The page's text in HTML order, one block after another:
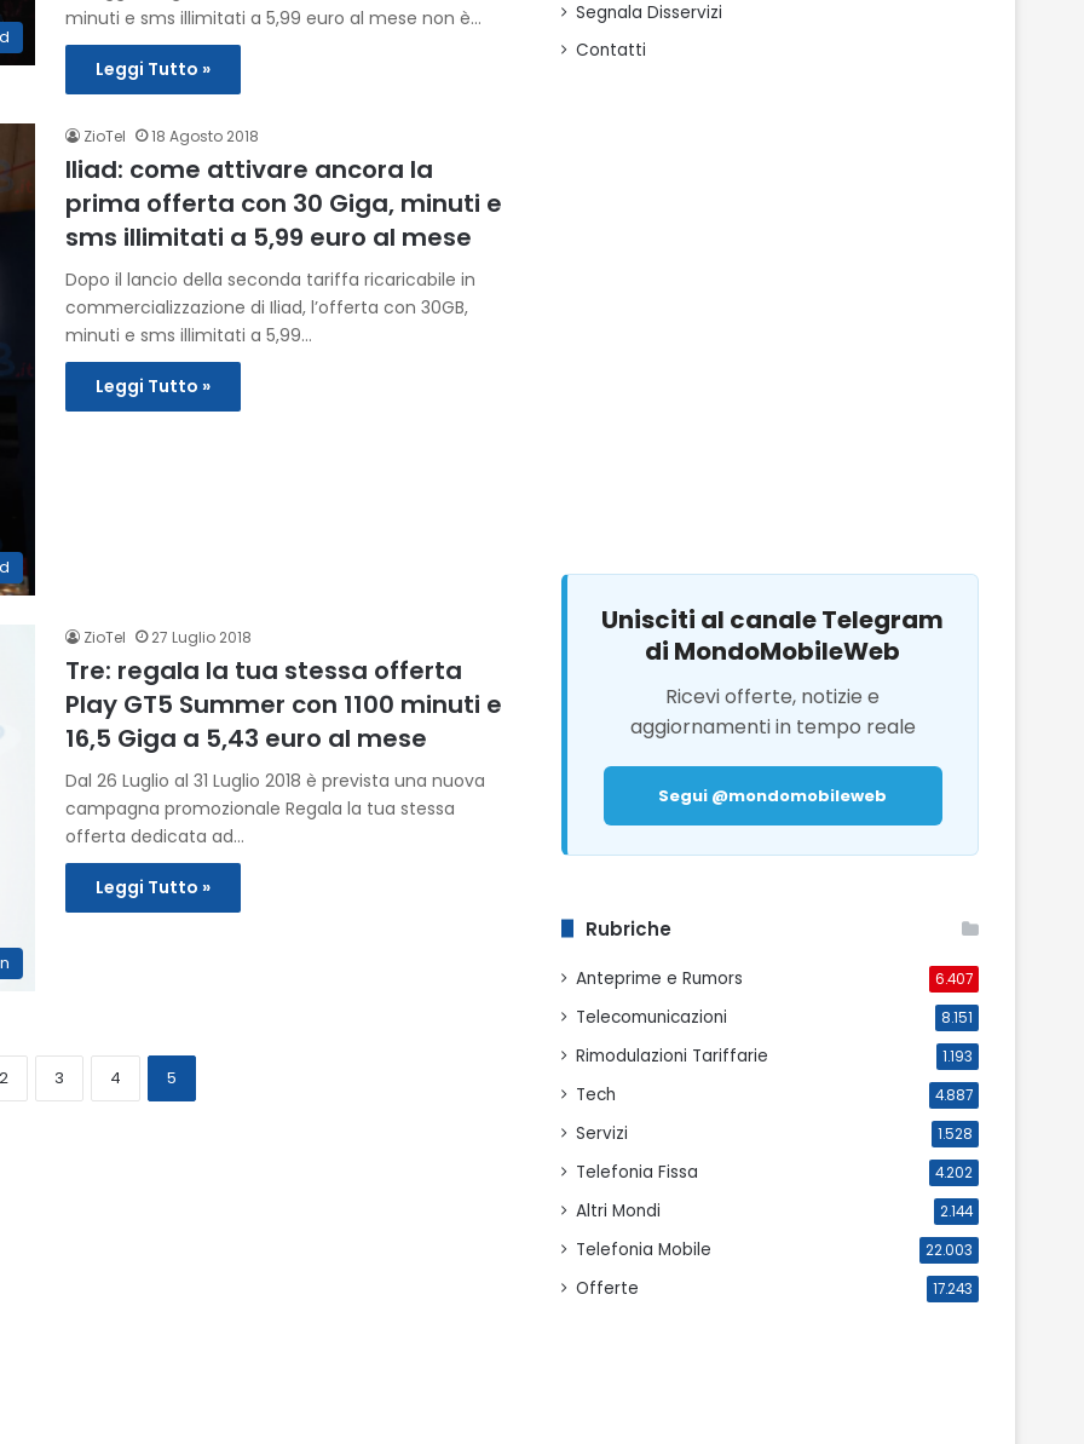
minuti e sms illimitati a 5,99 euro al mese non è…
Leggi Tutto »
ZioTel 18 Agosto 2018
Iliad: come attivare ancora la
prima offerta con 30 Giga, minuti e
sms illimitati a 5,99 euro al mese
Dopo il lancio della seconda tariffa ricaricabile in
commercializzazione di Iliad, l’offerta con 30GB,
minuti e sms illimitati a 5,99…
Leggi Tutto »
ZioTel 27 Luglio 2018
Tre: regala la tua stessa offerta
Play GT5 Summer con 1100 minuti e
16,5 Giga a 5,43 euro al mese
Dal 26 Luglio al 31 Luglio 2018 è prevista una nuova
campagna promozionale Regala la tua stessa
offerta dedicata ad…
Leggi Tutto »
3 4 5
Segnala Disservizi
Contatti
Unisciti al canale Telegram
di MondoMobileWeb
Ricevi offerte, notizie e
aggiornamenti in tempo reale
Segui @mondomobileweb
Rubriche
Anteprime e Rumors 6.407
Telecomunicazioni 8.151
Rimodulazioni Tariffarie 1.193
Tech 4.887
Servizi 1.528
Telefonia Fissa 4.202
Altri Mondi 2.144
Telefonia Mobile 22.003
Offerte 17.243